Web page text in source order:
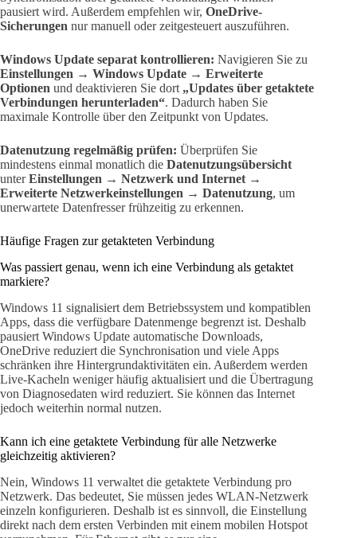
pausiert wird. Außerdem empfehlen wir, OneDrive-
Sicherungen nur manuell oder zeitgesteuert auszuführen.
Windows Update separat kontrollieren: Navigieren Sie zu
Einstellungen → Windows Update → Erweiterte
Optionen und deaktivieren Sie dort „Updates über getaktete
Verbindungen herunterladen“. Dadurch haben Sie
maximale Kontrolle über den Zeitpunkt von Updates.
Datenutzung regelmäßig prüfen: Überprüfen Sie
mindestens einmal monatlich die Datenutzungsübersicht
unterEinstellungen → Netzwerk und Internet →
Erweiterte Netzwerkeinstellungen → Datenutzung, um
unerwartete Datenfresser frühzeitig zu erkennen.
Häufige Fragen zur getakteten Verbindung
Was passiert genau, wenn ich eine Verbindung als getaktet
markiere?
Windows 11 signalisiert dem Betriebssystem und kompatiblen
Apps, dass die verfügbare Datenmenge begrenzt ist. Deshalb
pausiert Windows Update automatische Downloads,
OneDrive reduziert die Synchronisation und viele Apps
schränken ihre Hintergrundaktivitäten ein. Außerdem werden
Live-Kacheln weniger häufig aktualisiert und die Übertragung
von Diagnosedaten wird reduziert. Sie können das Internet
jedoch weiterhin normal nutzen.
Kann ich eine getaktete Verbindung für alle Netzwerke
gleichzeitig aktivieren?
Nein, Windows 11 verwaltet die getaktete Verbindung pro
Netzwerk. Das bedeutet, Sie müssen jedes WLAN-Netzwerk
einzeln konfigurieren. Deshalb ist es sinnvoll, die Einstellung
direkt nach dem ersten Verbinden mit einem mobilen Hotspot